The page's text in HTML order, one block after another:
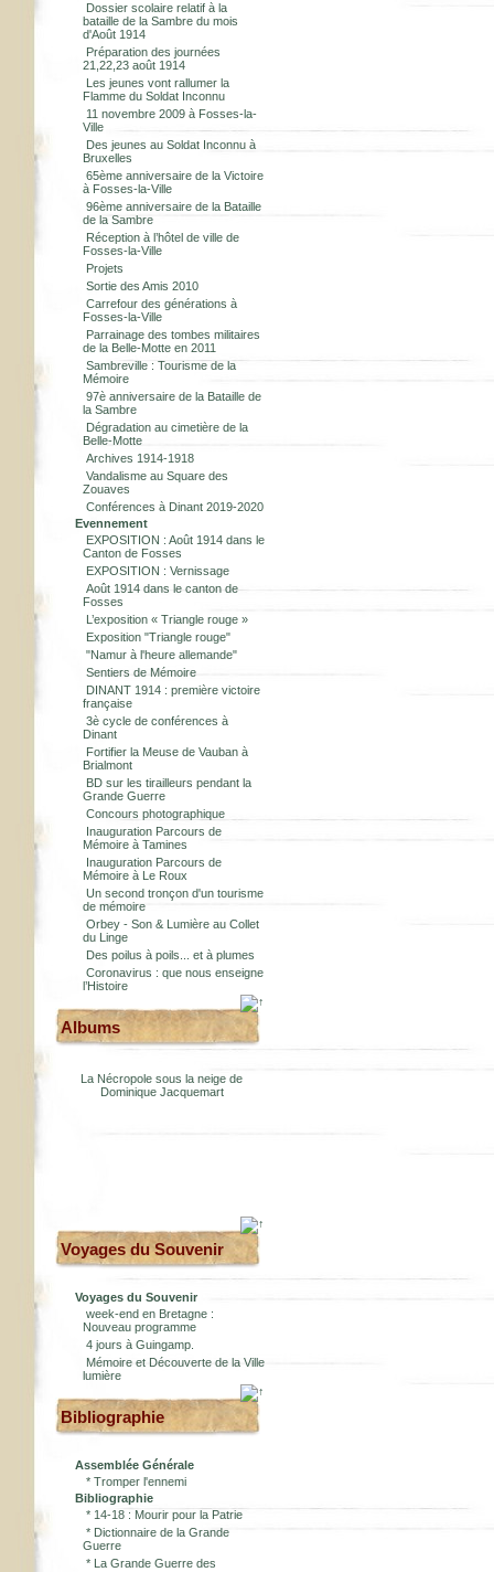
Dossier scolaire relatif à la
bataille de la Sambre du mois
d'Août 1914
Préparation des journées
21,22,23 août 1914
Les jeunes vont rallumer la
Flamme du Soldat Inconnu
11 novembre 2009 à Fosses-la-
Ville
Des jeunes au Soldat Inconnu à
Bruxelles
65ème anniversaire de la Victoire
à Fosses-la-Ville
96ème anniversaire de la Bataille
de la Sambre
Réception à l’hôtel de ville de
Fosses-la-Ville
Projets
Sortie des Amis 2010
Carrefour des générations à
Fosses-la-Ville
Parrainage des tombes militaires
de la Belle-Motte en 2011
Sambreville : Tourisme de la
Mémoire
97è anniversaire de la Bataille de
la Sambre
Dégradation au cimetière de la
Belle-Motte
Archives 1914-1918
Vandalisme au Square des
Zouaves
Conférences à Dinant 2019-2020
Evennement
EXPOSITION : Août 1914 dans le
Canton de Fosses
EXPOSITION : Vernissage
Août 1914 dans le canton de
Fosses
L’exposition « Triangle rouge »
Exposition "Triangle rouge"
"Namur à l'heure allemande"
Sentiers de Mémoire
DINANT 1914 : première victoire
française
3è cycle de conférences à
Dinant
Fortifier la Meuse de Vauban à
Brialmont
BD sur les tirailleurs pendant la
Grande Guerre
Concours photographique
Inauguration Parcours de
Mémoire à Tamines
Inauguration Parcours de
Mémoire à Le Roux
Un second tronçon d'un tourisme
de mémoire
Orbey - Son & Lumière au Collet
du Linge
Des poilus à poils... et à plumes
Coronavirus : que nous enseigne
l’Histoire
Albums
La Nécropole sous la neige de
Dominique Jacquemart
Voyages du Souvenir
Voyages du Souvenir
week-end en Bretagne :
Nouveau programme
4 jours à Guingamp.
Mémoire et Découverte de la Ville
lumière
Bibliographie
Assemblée Générale
* Tromper l'ennemi
Bibliographie
* 14-18 : Mourir pour la Patrie
* Dictionnaire de la Grande
Guerre
* La Grande Guerre des